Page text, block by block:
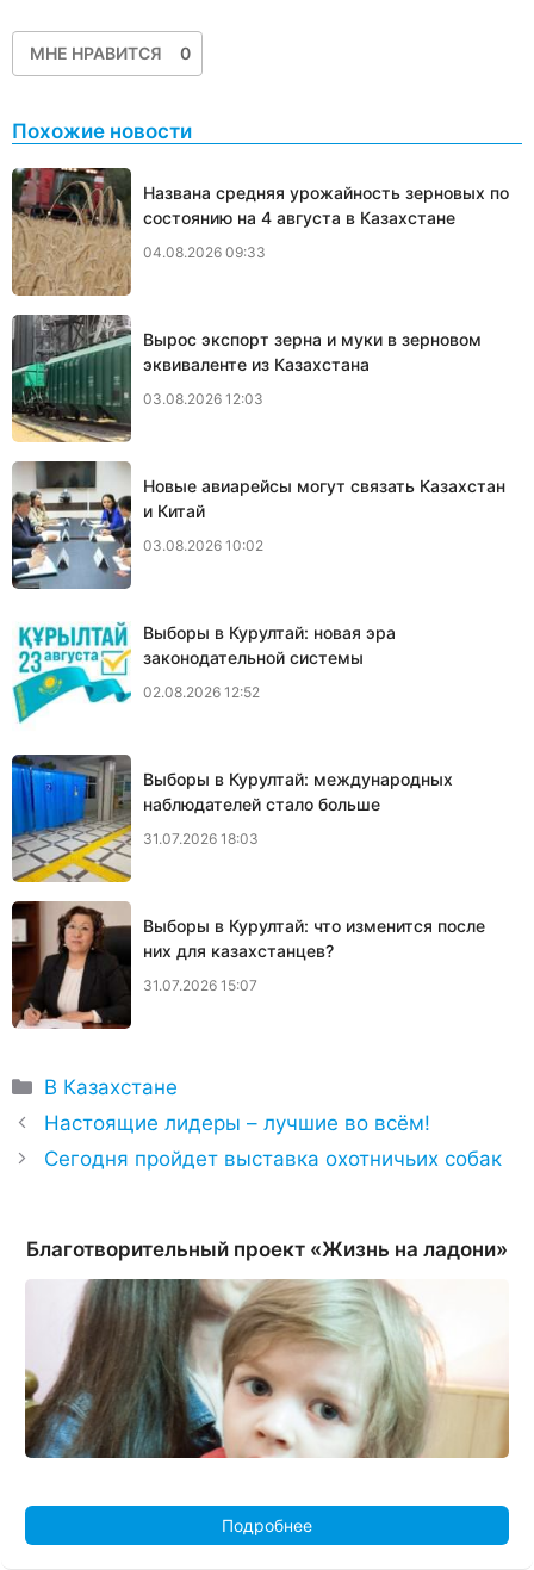
МНЕ НРАВИТСЯ 0
Похожие новости
Названа средняя урожайность зерновых по
состоянию на 4 августа в Казахстане
04.08.2026 09:33
Вырос экспорт зерна и муки в зерновом
эквиваленте из Казахстана
03.08.2026 12:03
Новые авиарейсы могут связать Казахстан
и Китай
03.08.2026 10:02
Выборы в Курултай: новая эра
законодательной системы
02.08.2026 12:52
Выборы в Курултай: международных
наблюдателей стало больше
31.07.2026 18:03
Выборы в Курултай: что изменится после
них для казахстанцев?
31.07.2026 15:07
Рубрики
В Казахстане
Настоящие лидеры – лучшие во всём!
Сегодня пройдет выставка охотничьих собак
Благотворительный проект «Жизнь на ладони»
Подробнее